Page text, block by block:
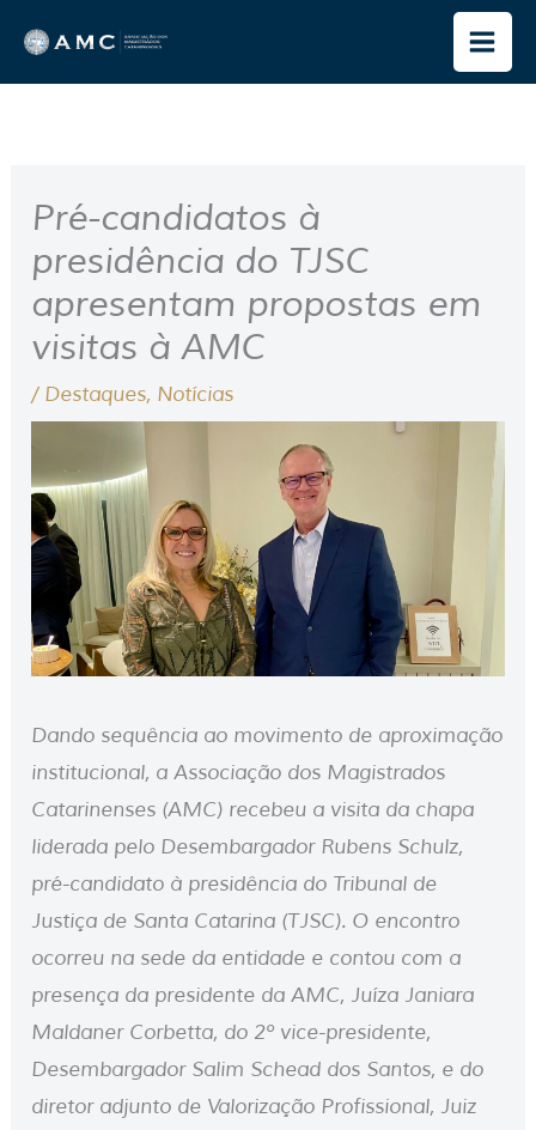
para
o
Pré-candidatos à
presidência do TJSC
apresentam propostas em
visitas à AMC
/ Destaques, Notícias
Dando sequência ao movimento de aproximação
institucional, a Associação dos Magistrados
Catarinenses (AMC) recebeu a visita da chapa
liderada pelo Desembargador Rubens Schulz,
pré-candidato à presidência do Tribunal de
Justiça de Santa Catarina (TJSC). O encontro
ocorreu na sede da entidade e contou com a
presença da presidente da AMC, Juíza Janiara
Maldaner Corbetta, do 2º vice-presidente,
Desembargador Salim Schead dos Santos, e do
diretor adjunto de Valorização Profissional, Juiz